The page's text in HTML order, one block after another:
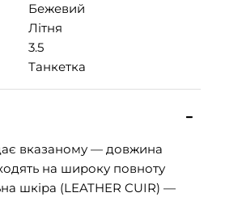
Бежевий
Літня
3.5
Танкетка
вказаному — довжина
на широку повноту
шкіра (LEATHER CUIR) —